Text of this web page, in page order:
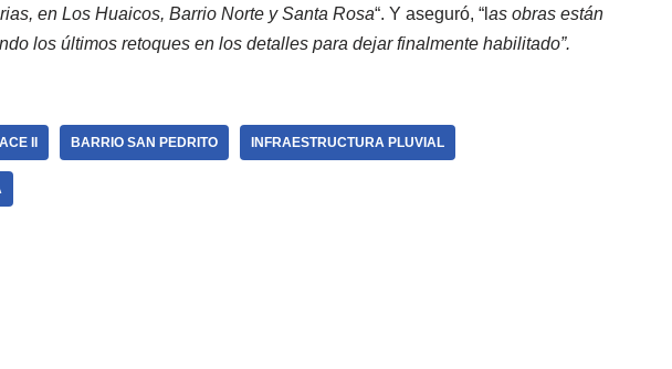
en Los Huaicos, Barrio Norte y Santa Rosa“. Y aseguró, “l as obras están
los últimos retoques en los detalles para dejar finalmente habilitado”.
II BARRIO SAN PEDRITO INFRAESTRUCTURA PLUVIAL